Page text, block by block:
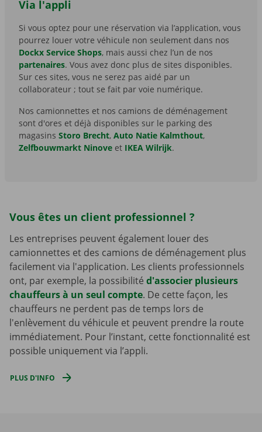
Via l'appli
Si vous optez pour une réservation via l’application, vous
pourrez louer votre véhicule non seulement dans nos
Dockx Service Shops, mais aussi chez l’un de nos
partenaires. Vous avez donc plus de sites disponibles.
Sur ces sites, vous ne serez pas aidé par un
collaborateur ; tout se fait par voie numérique.
Nos camionnettes et nos camions de déménagement
sont d'ores et déjà disponibles sur le parking des
magasins Storo Brecht, Auto Natie Kalmthout,
Zelfbouwmarkt Ninove et IKEA Wilrijk.
Vous êtes un client professionnel ?
Les entreprises peuvent également louer des
camionnettes et des camions de déménagement plus
facilement via l'application. Les clients professionnels
ont, par exemple, la possibilité d'associer plusieurs
chauffeurs à un seul compte. De cette façon, les
chauffeurs ne perdent pas de temps lors de
l'enlèvement du véhicule et peuvent prendre la route
immédiatement. Pour l’instant, cette fonctionnalité est
possible uniquement via l’appli.
PLUS D'INFO